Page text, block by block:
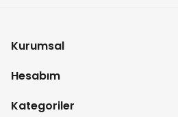
Kurumsal
Hesabım
Kategoriler